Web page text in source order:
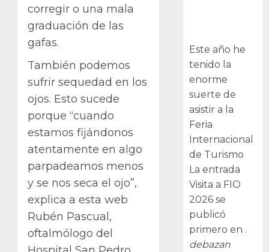
corregir o una mala
graduación de las
gafas.
También podemos
sufrir sequedad en los
ojos. Esto sucede
porque “cuando
estamos fijándonos
atentamente en algo
parpadeamos menos
y se nos seca el ojo”,
explica a esta web
Rubén Pascual,
oftalmólogo del
Este año he
tenido la
enorme
suerte de
asistir a la
Feria
Internacional
de Turismo
La entrada
Visita a FIO
2026 se
publicó
primero en .
debazan